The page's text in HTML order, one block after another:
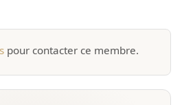
pour contacter ce membre.